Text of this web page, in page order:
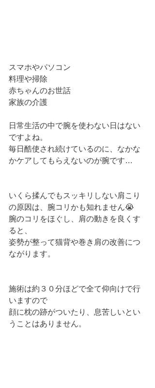
スマホやパソコン
料理や掃除
赤ちゃんのお世話
家族の介護
日常生活の中で腕を使わない日はない
ですよね。
毎日酷使され続けているのに、なかな
かケアしてもらえないのが腕です…
いくら揉んでもスッキリしない肩こり
の原因は、腕コリかも知れません😭
腕のコリをほぐし、肩の動きを良くす
ると、
姿勢が整って猫背や巻き肩の改善につ
ながります。
施術は約３０分ほどで全て仰向けで行
いますので
顔に枕の跡がついたり、息苦しいとい
うことはありません。